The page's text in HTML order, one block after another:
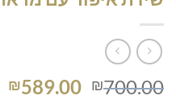
₪700.00
המחיר ₪589.00